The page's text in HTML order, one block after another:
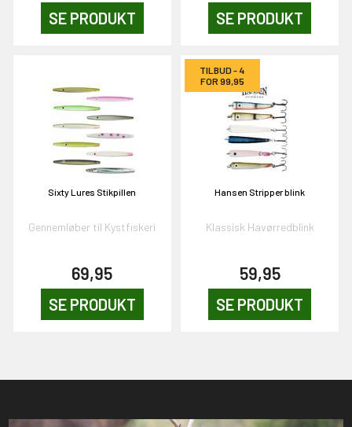
SE PRODUKT SE PRODUKT
Sixty Lures Stikpillen
Gennemløber til Kystfiskeri
69,95
SE PRODUKT
TILBUD - 4
FOR 99,95
Hansen Stripper blink
Klassisk Havørredblink
59,95
SE PRODUKT